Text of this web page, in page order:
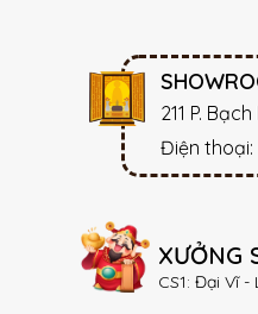
211 P.
Điện thoại:
XƯỞNG
CS1: Đại Vĩ